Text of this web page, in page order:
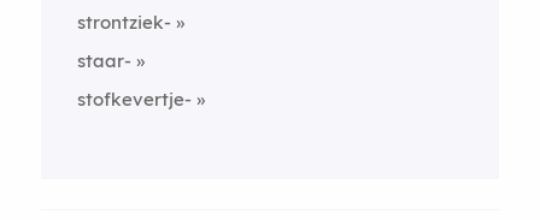
strontziek-
staar-
stofkevertje-